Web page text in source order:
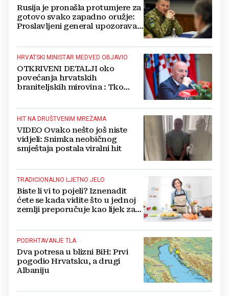
Rusija je pronašla protumjere za
gotovo svako zapadno oružje:
Proslavljeni general upozorava
HRVATSKI MINISTAR MEDVED OBJAVIO
OTKRIVENI DETALJI oko
povećanja hrvatskih
braniteljskih mirovina : Tko
HIT NA DRUŠTVENIM MREŽAMA
VIDEO Ovako nešto još niste
vidjeli: Snimka neobičnog
smještaja postala viralni hit
TRADICIONALNO LJETNO JELO
Biste li vi to pojeli? Iznenadit
ćete se kada vidite što u jednoj
zemlji preporučuje kao lijek za
PODRHTAVANJE TLA
Dva potresa u blizni BiH: Prvi
pogodio Hrvatsku, a drugi
Albaniju